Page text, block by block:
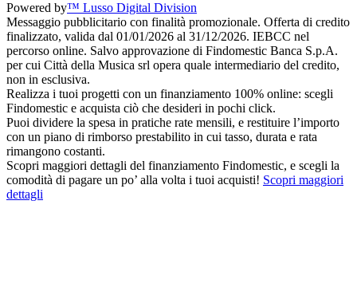
Powered by™ Lusso Digital Division
Messaggio pubblicitario con finalità promozionale. Offerta di credito
finalizzato, valida dal 01/01/2026 al 31/12/2026. IEBCC nel
percorso online. Salvo approvazione di Findomestic Banca S.p.A.
per cui Città della Musica srl opera quale intermediario del credito,
non in esclusiva.
Realizza i tuoi progetti con un finanziamento 100% online: scegli
Findomestic e acquista ciò che desideri in pochi click.
Puoi dividere la spesa in pratiche rate mensili, e restituire l’importo
con un piano di rimborso prestabilito in cui tasso, durata e rata
rimangono costanti.
Scopri maggiori dettagli del finanziamento Findomestic, e scegli la
comodità di pagare un po’ alla volta i tuoi acquisti! Scopri maggiori
dettagli